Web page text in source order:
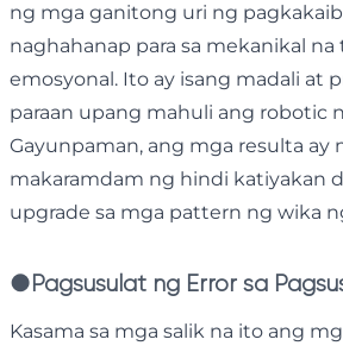
ng mga ganitong uri ng
naghahanap para sa mekanikal
emosyonal. Ito ay isang madali at
paraan upang mahuli ang robotic
Gayunpaman, ang mga resulta ay
makaramdam ng hindi katiyakan
upgrade sa mga pattern ng wika
●Pagsusulat ng Error sa
Kasama sa mga salik na ito ang